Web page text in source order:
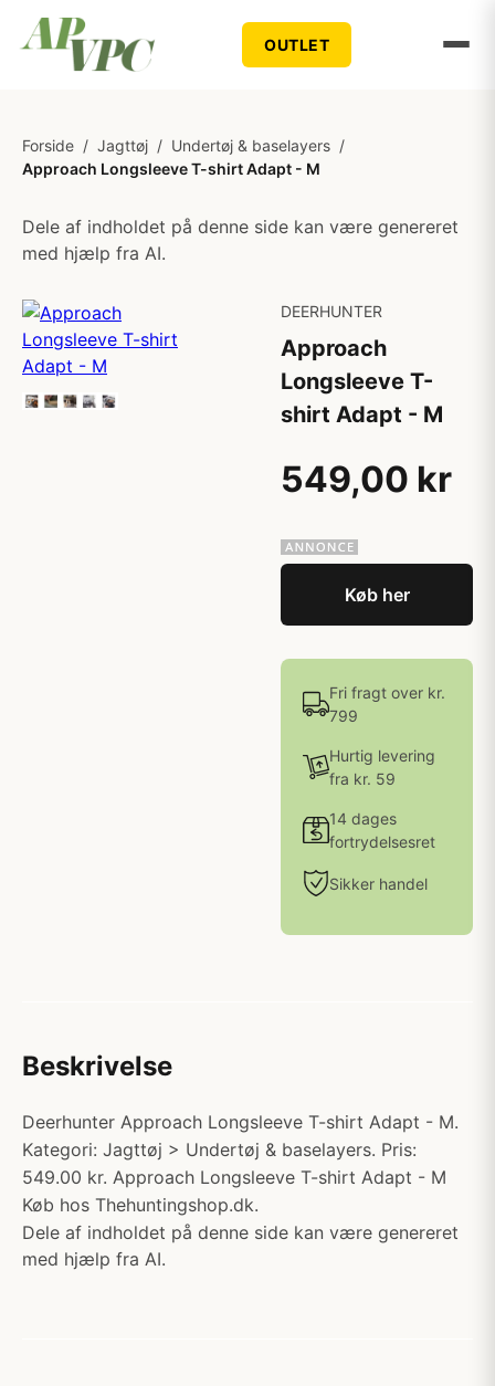
OUTLET
Forside / Jagttøj / Undertøj & baselayers /
Approach Longsleeve T-shirt Adapt - M
Dele af indholdet på denne side kan være genereret
med hjælp fra AI.
DEERHUNTER
Approach
Longsleeve T-
shirt Adapt - M
549,00 kr
Køb her
Fri fragt over kr.
799
Hurtig levering
fra kr. 59
14 dages
fortrydelsesret
Sikker handel
Beskrivelse
Deerhunter Approach Longsleeve T-shirt Adapt - M.
Kategori: Jagttøj > Undertøj & baselayers. Pris:
549.00 kr. Approach Longsleeve T-shirt Adapt - M
Køb hos Thehuntingshop.dk.
Dele af indholdet på denne side kan være genereret
med hjælp fra AI.